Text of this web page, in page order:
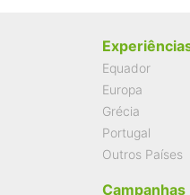
Equador
Europa
Grécia
Portugal
Outros Países
Campanhas